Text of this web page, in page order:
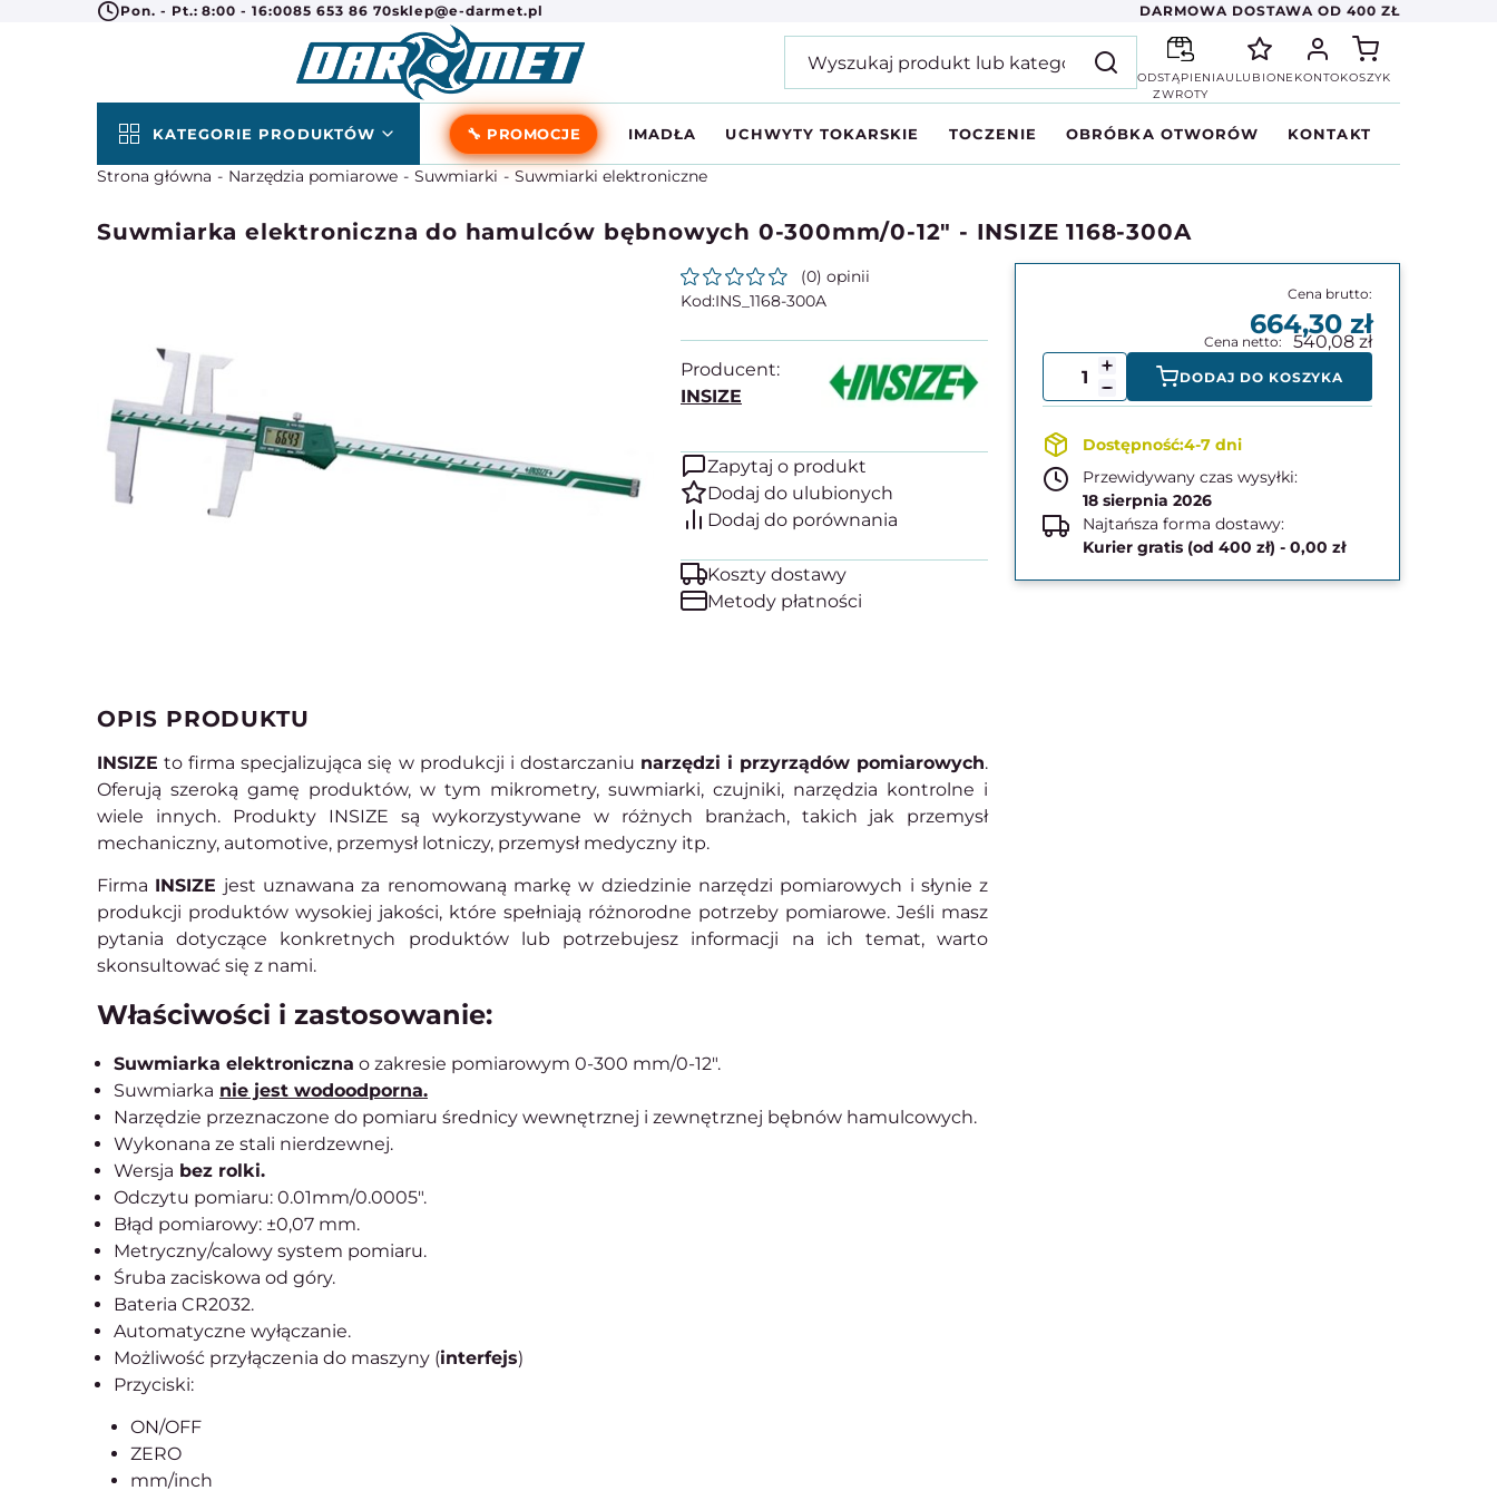
Pon. - Pt.: 8:00 - 16:0085 653 86 70sklep@e-darmet.pl DARMOWA DOSTAWA OD 400 ZŁ
ODSTĄPIENIA
ZWROTY
ULUBIONE KONTOKOSZYK
KATEGORIE PRODUKTÓW 🔧 PROMOCJE IMADŁA UCHWYTY TOKARSKIE TOCZENIE OBRÓBKA OTWORÓW KONTAKT
Strona główna Narzędzia pomiarowe Suwmiarki Suwmiarki elektroniczne
Suwmiarka elektroniczna do hamulców bębnowych 0-300mm/0-12" - INSIZE 1168-300A
(0) opinii
INS_1168-300A
Producent:
INSIZE
Zapytaj o produkt
Koszty dostawy
Metody płatności
664,30
540,08
DODAJ DO KOSZYKA
4-7 dni
Przewidywany czas wysyłki:
18 sierpnia 2026
Najtańsza forma dostawy:
Kurier gratis (od 400 zł) - 0,00 zł
OPIS PRODUKTU
INSIZE to firma specjalizująca się w produkcji i dostarczaniu narzędzi i przyrządów pomiarowych.
Oferują szeroką gamę produktów, w tym mikrometry, suwmiarki, czujniki, narzędzia kontrolne i
wiele innych. Produkty INSIZE są wykorzystywane w różnych branżach, takich jak przemysł
mechaniczny, automotive, przemysł lotniczy, przemysł medyczny itp.
Firma INSIZE jest uznawana za renomowaną markę w dziedzinie narzędzi pomiarowych i słynie z
produkcji produktów wysokiej jakości, które spełniają różnorodne potrzeby pomiarowe. Jeśli masz
pytania dotyczące konkretnych produktów lub potrzebujesz informacji na ich temat, warto
skonsultować się z nami.
Właściwości i zastosowanie:
Suwmiarka elektroniczna o zakresie pomiarowym 0-300 mm/0-12".
Suwmiarka nie jest wodoodporna.
Narzędzie przeznaczone do pomiaru średnicy wewnętrznej i zewnętrznej bębnów hamulcowych.
Wykonana ze stali nierdzewnej.
Wersja bez rolki.
Odczytu pomiaru: 0.01mm/0.0005".
Błąd pomiarowy: ±0,07 mm.
Metryczny/calowy system pomiaru.
Śruba zaciskowa od góry.
Bateria CR2032.
Automatyczne wyłączanie.
Możliwość przyłączenia do maszyny (interfejs)
Przyciski:
ON/OFF
ZERO
mm/inch